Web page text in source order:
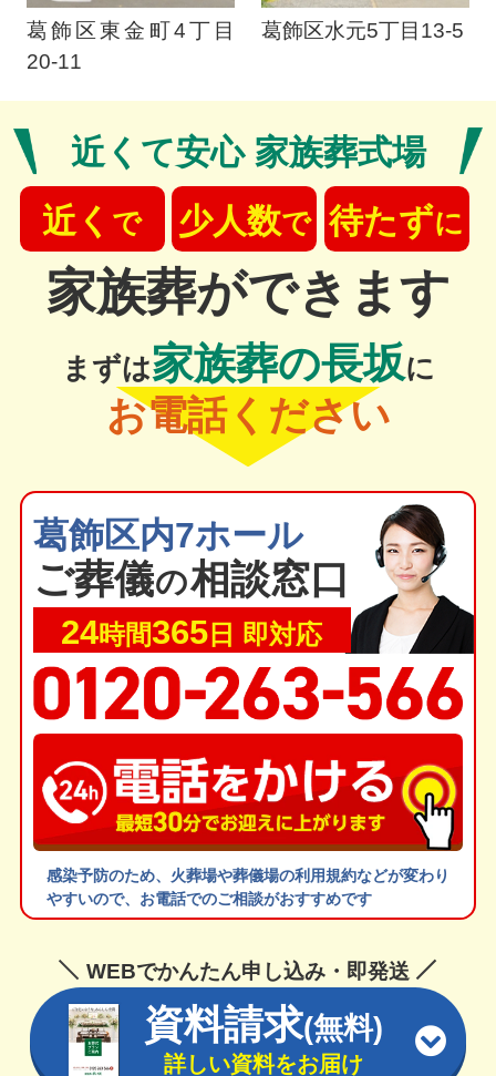
葛飾区東金町4丁目
20-11
葛飾区水元5丁目13-5
近くて安心 家族葬式場
近く で 少人数で 待たずに
家族葬ができます
まずは家族葬の長坂に
お電話ください
葛飾区内7ホール
ご葬儀の相談窓口
24時間365 日 即対応
感染予防のため、火葬場や葬儀場の利用規約などが変わり
やすいので、お電話でのご相談がおすすめです
WEBでかんたん申し込み・即発送
資料請求(無料)
詳しい資料をお届け